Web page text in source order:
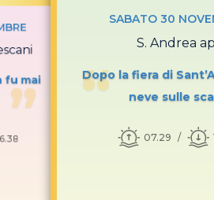
fu mai
SABATO 30
S. Andrea
Dopo la fiera di
neve sulle
07.29